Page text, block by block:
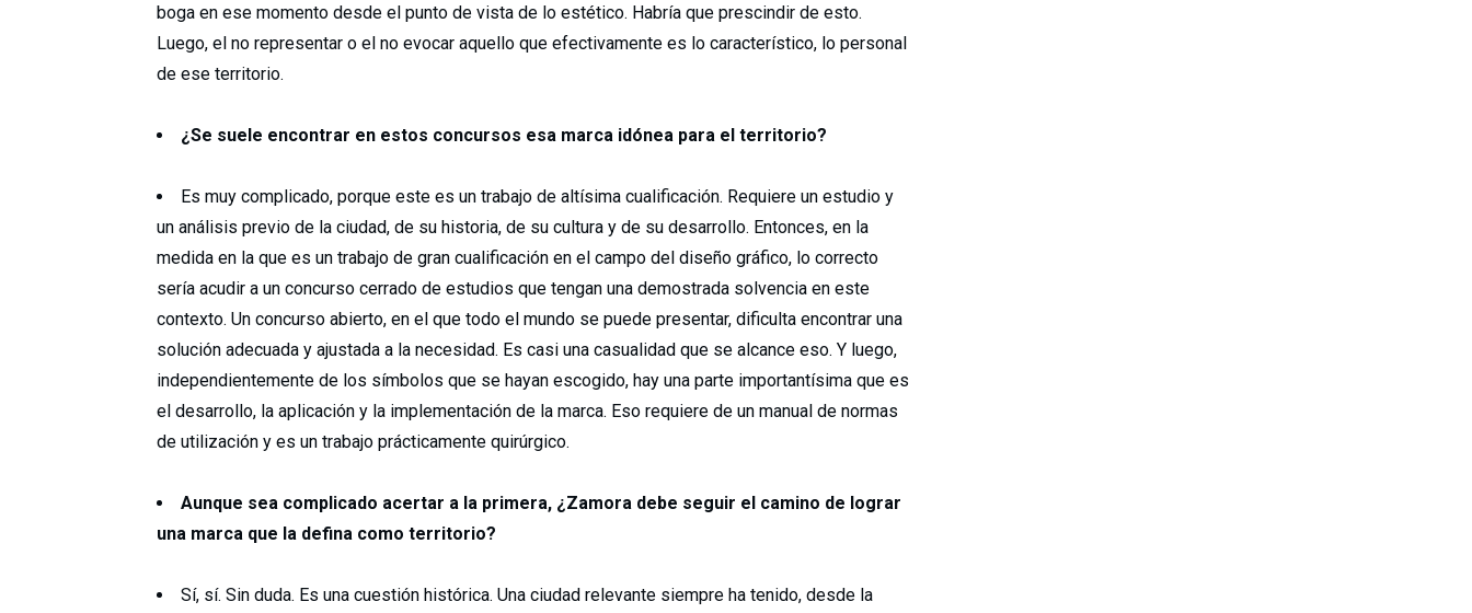
boga en ese momento desde el punto de vista de lo estético. Habría que prescindir de esto.
Luego, el no representar o el no evocar aquello que efectivamente es lo característico, lo personal
de ese territorio.
¿Se suele encontrar en estos concursos esa marca idónea para el territorio?
Es muy complicado, porque este es un trabajo de altísima cualificación. Requiere un estudio y
un análisis previo de la ciudad, de su historia, de su cultura y de su desarrollo. Entonces, en la
medida en la que es un trabajo de gran cualificación en el campo del diseño gráfico, lo correcto
sería acudir a un concurso cerrado de estudios que tengan una demostrada solvencia en este
contexto. Un concurso abierto, en el que todo el mundo se puede presentar, dificulta encontrar una
solución adecuada y ajustada a la necesidad. Es casi una casualidad que se alcance eso. Y luego,
independientemente de los símbolos que se hayan escogido, hay una parte importantísima que es
el desarrollo, la aplicación y la implementación de la marca. Eso requiere de un manual de normas
de utilización y es un trabajo prácticamente quirúrgico.
Aunque sea complicado acertar a la primera, ¿Zamora debe seguir el camino de lograr
una marca que la defina como territorio?
Sí, sí. Sin duda. Es una cuestión histórica. Una ciudad relevante siempre ha tenido, desde la